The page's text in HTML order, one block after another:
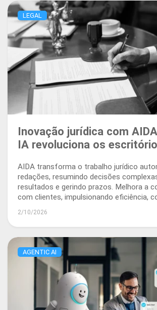
LEGAL
Inovação jurídica com
IA revoluciona os
AIDA transforma o trabalho jurídico
redações, resumindo decisões
resultados e gerindo prazos. Melhora a
com clientes, impulsionando eficiência,
2/10/2026
AGENTIC AI